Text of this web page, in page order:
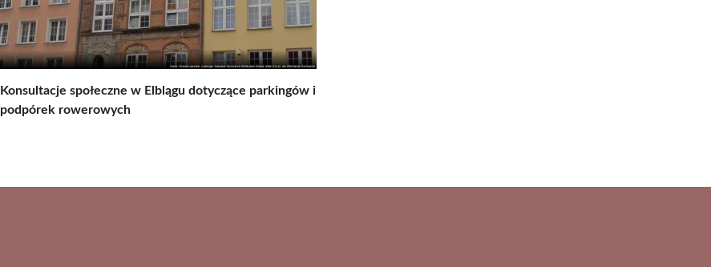
Konsultacje społeczne w Elblągu dotyczące parkingów i
podpórek rowerowych